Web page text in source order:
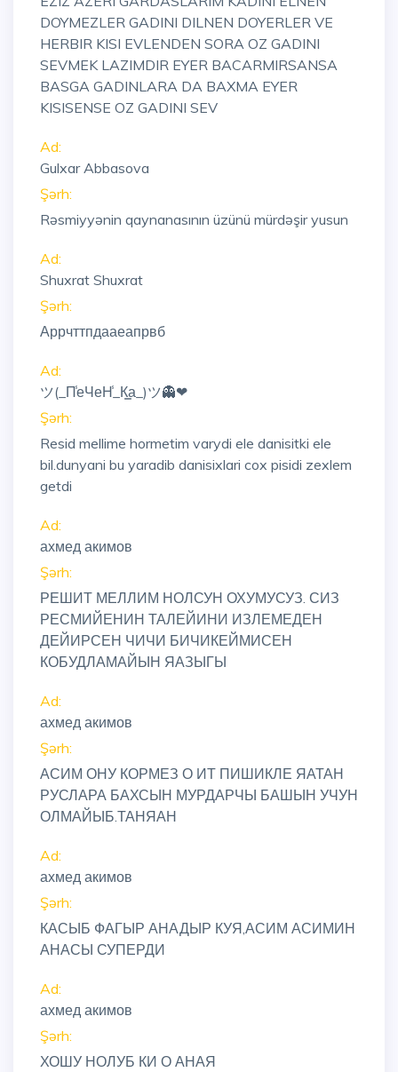
DOYMEZLER GADINI DILNEN DOYERLER VE
HERBIR KISI EVLENDEN SORA OZ GADINI
SEVMEK LAZIMDIR EYER BACARMIRSANSA
BASGA GADINLARA DA BAXMA EYER
KISISENSE OZ GADINI SEV
Ad:
Gulxar Abbasova
Şərh:
Rəsmiyyənin qaynanasının üzünü mürdəşir yusun
Ad:
Shuxrat Shuxrat
Şərh:
Аррчттпдааеапрвб
Ad:
ツ(_П̾еЧеН̾_К͇а_)ツ👻❤
Şərh:
Resid mellime hormetim varydi ele danisitki ele
bil.dunyani bu yaradib danisixlari cox pisidi zexlem
getdi
Ad:
ахмед акимов
Şərh:
РЕШИТ МЕЛЛИМ НОЛСУН ОХУМУСУЗ. СИЗ
РЕСМИЙЕНИН ТАЛЕЙИНИ ИЗЛЕМЕДЕН
ДЕЙИРСЕН ЧИЧИ БИЧИКЕЙМИСЕН
КОБУДЛАМАЙЫН ЯАЗЫГЫ
Ad:
ахмед акимов
Şərh:
АСИМ ОНУ КОРМЕЗ О ИТ ПИШИКЛЕ ЯАТАН
РУСЛАРА БАХСЫН МУРДАРЧЫ БАШЫН УЧУН
ОЛМАЙЫБ.ТАНЯАН
Ad:
ахмед акимов
Şərh:
КАСЫБ ФАГЫР АНАДЫР КУЯ,АСИМ АСИМИН
АНАСЫ СУПЕРДИ
Ad:
ахмед акимов
Şərh:
ХОШУ НОЛУБ КИ О АНАЯ